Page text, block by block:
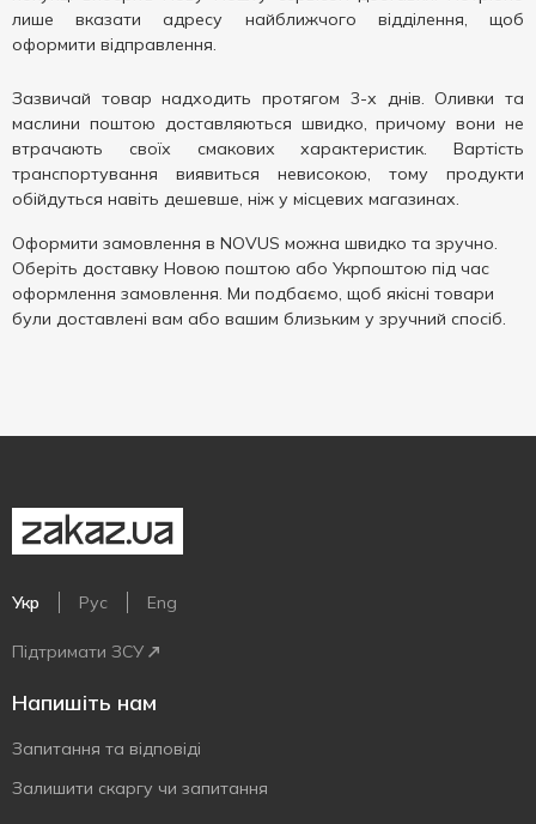
лише вказати адресу найближчого відділення, щоб
оформити відправлення.
Зазвичай товар надходить протягом 3-х днів. Оливки та
маслини поштою доставляються швидко, причому вони не
втрачають своїх смакових характеристик. Вартість
транспортування виявиться невисокою, тому продукти
обійдуться навіть дешевше, ніж у місцевих магазинах.
Оформити замовлення в NOVUS можна швидко та зручно.
Оберіть доставку Новою поштою або Укрпоштою під час
оформлення замовлення. Ми подбаємо, щоб якісні товари
були доставлені вам або вашим близьким у зручний спосіб.
Укр Рус Eng
Підтримати ЗСУ
Напишіть нам
Запитання та відповіді
Залишити скаргу чи запитання